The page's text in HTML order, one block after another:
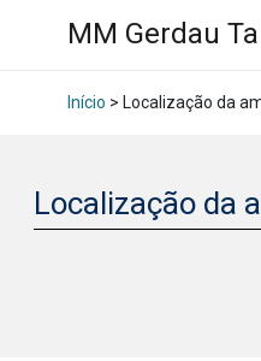
MM Gerdau
Início > Localização da
Localização da